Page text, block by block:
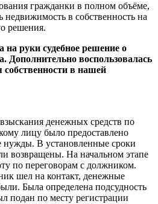
гражданки в полном объёме,
недвижимость в собственность на
решения.
на руки судебное решение о
Дополнительно воспользовалась
собственности в нашей
денежных средств по
лицу было предоставлено
нужды. В установленные сроки
возвращены. На начальном этапе
по переговорам с должником.
шел на контакт, денежные
Была определена подсудность
подан по месту регистрации